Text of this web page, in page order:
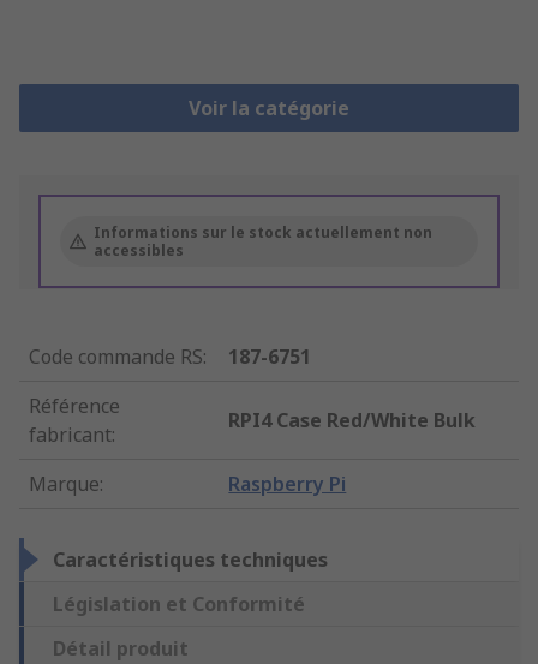
Voir la catégorie
Informations sur le stock actuellement non
accessibles
Code commande RS:
187-6751
Référence
fabricant:
RPI4 Case Red/White Bulk
Marque: Raspberry Pi
Caractéristiques techniques
Législation et Conformité
Détail produit